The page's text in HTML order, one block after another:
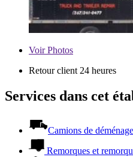
VoirPhotos
Retour client 24 heures
Services dans cet
Camions de
Remorques et